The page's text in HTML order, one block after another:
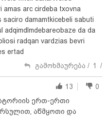
- რუსს, ყაზახს,
იტალიელს, ამერიკელს,
ფული... არავინ
amas arc cirdeba txovna
damamtkicebeli sabuti
adqimdlmdebareobaze da da
radqan vardzias bevri
ertad
გამოხმაურება / 1 /
13
0
ერთ-ერთი
აწმყოთი და